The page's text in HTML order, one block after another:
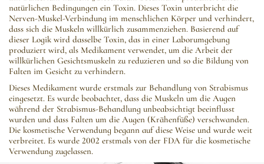
natürlichen Bedingungen ein Toxin. Dieses Toxin unterbricht die
Nerven-Muskel-Verbindung im menschlichen Körper und verhindert,
dass sich die Muskeln willkürlich zusammenziehen. Basierend auf
dieser Logik wird dasselbe Toxin, das in einer Laborumgebung
produziert wird, als Medikament verwendet, um die Arbeit der
willkürlichen Gesichtsmuskeln zu reduzieren und so die Bildung von
Falten im Gesicht zu verhindern.
Dieses Medikament wurde erstmals zur Behandlung von Strabismus
eingesetzt. Es wurde beobachtet, dass die Muskeln um die Augen
während der Strabismus-Behandlung unbeabsichtigt beeinflusst
wurden und dass Falten um die Augen (Krähenfüße) verschwanden.
Die kosmetische Verwendung begann auf diese Weise und wurde weit
verbreitet. Es wurde 2002 erstmals von der FDA für die kosmetische
Verwendung zugelassen.